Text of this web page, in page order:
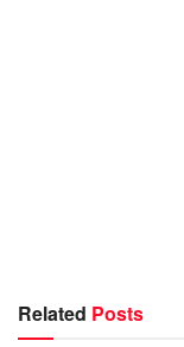
Related Posts